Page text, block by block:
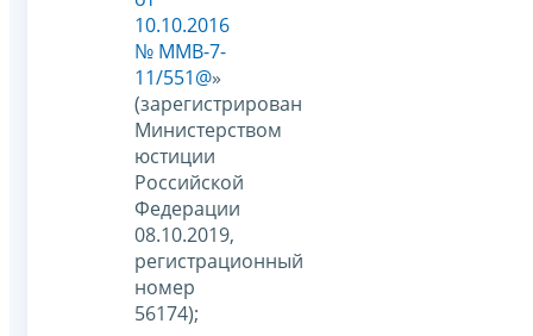
10.10.2016
№ ММВ-7-
11/551@»
(зарегистрирован
Министерством
юстиции
Российской
Федерации
08.10.2019,
регистрационный
номер
56174);